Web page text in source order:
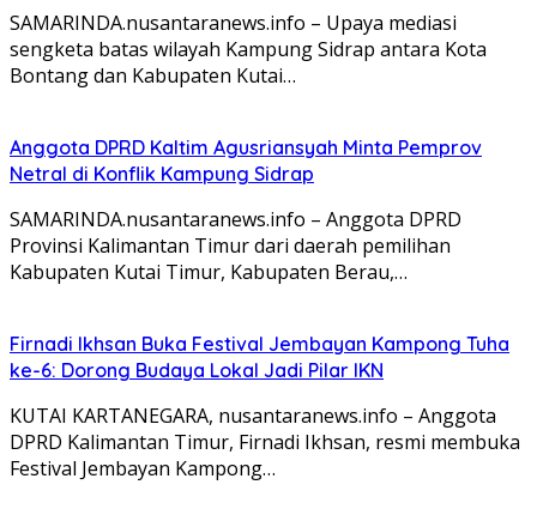
SAMARINDA.nusantaranews.info – Upaya mediasi
sengketa batas wilayah Kampung Sidrap antara Kota
Bontang dan Kabupaten Kutai…
Anggota DPRD Kaltim Agusriansyah Minta Pemprov
Netral di Konflik Kampung Sidrap
SAMARINDA.nusantaranews.info – Anggota DPRD
Provinsi Kalimantan Timur dari daerah pemilihan
Kabupaten Kutai Timur, Kabupaten Berau,…
Firnadi Ikhsan Buka Festival Jembayan Kampong Tuha
ke-6: Dorong Budaya Lokal Jadi Pilar IKN
KUTAI KARTANEGARA, nusantaranews.info – Anggota
DPRD Kalimantan Timur, Firnadi Ikhsan, resmi membuka
Festival Jembayan Kampong…